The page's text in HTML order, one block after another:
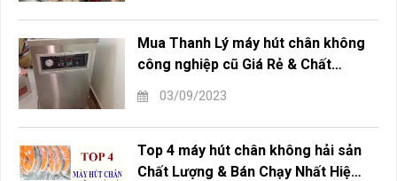
Mua Thanh Lý máy hút chân không
công nghiệp cũ Giá Rẻ & Chất
03/09/2023
Top 4 máy hút chân không hải sản
Chất Lượng & Bán Chạy Nhất Hiện